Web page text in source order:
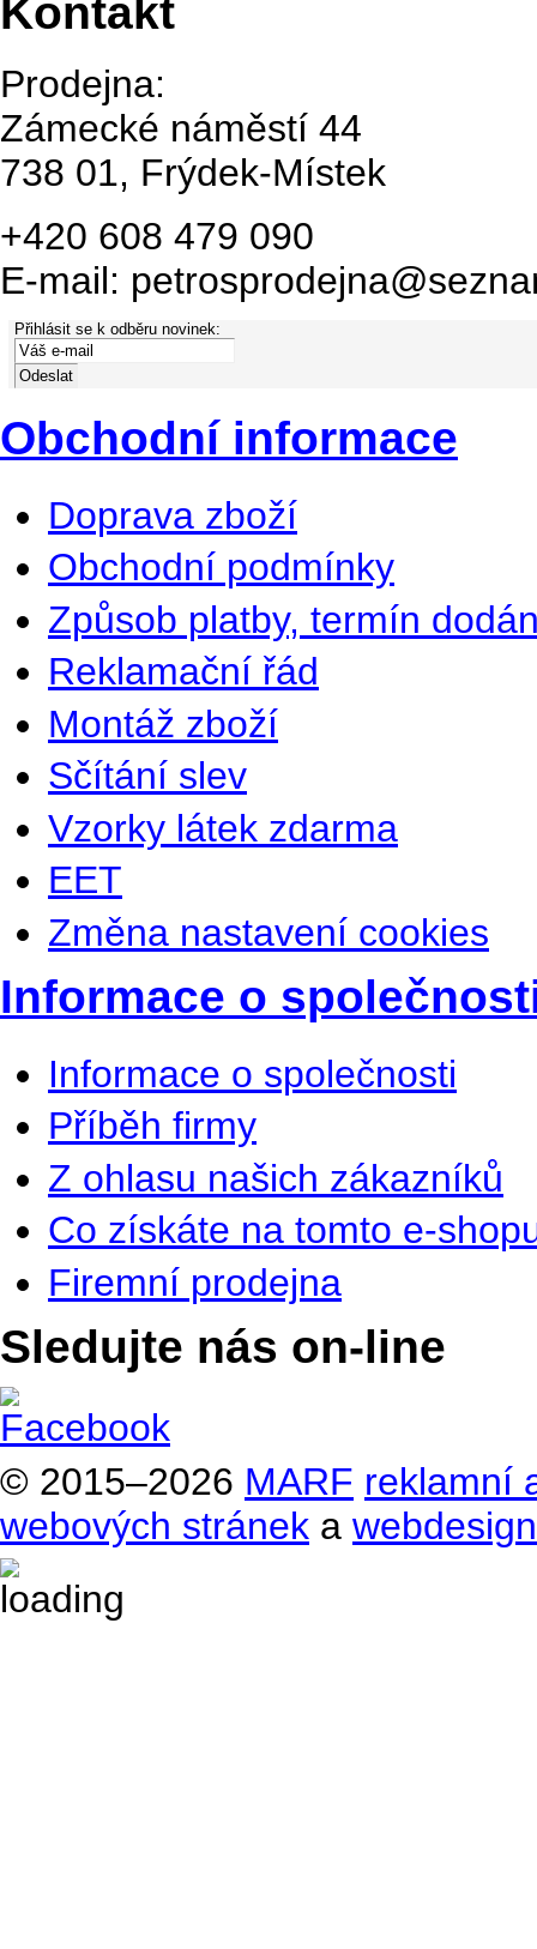
Kontakt
Prodejna:
Zámecké náměstí 44
738 01, Frýdek-Místek
+420 608 479 090
E-mail:
Přihlásit se k odběru novinek:
Obchodní informace
Doprava zboží
Obchodní podmínky
Způsob platby, termín
Reklamační řád
Montáž zboží
Sčítání slev
Vzorky látek zdarma
EET
Změna nastavení cookies
Informace o
Informace o společnosti
Příběh firmy
Z ohlasu našich zákazníků
Co získáte na tomto e-
Firemní prodejna
Sledujte nás on-line
© 2015–2026 MARF reklamní
webových stránek a webdesign